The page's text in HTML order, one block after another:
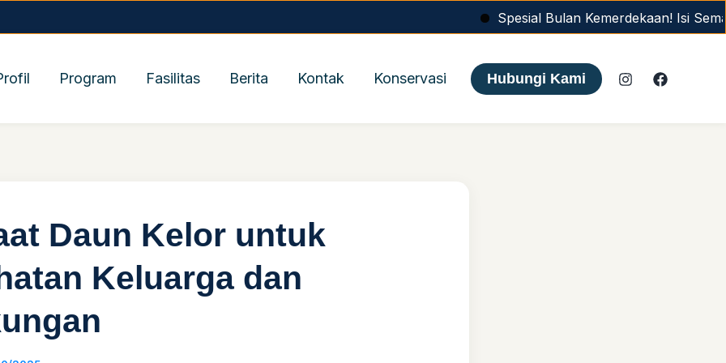
Spesial Bulan Kemerdekaan! Isi Semangat
Program Fasilitas Berita Kontak Konservasi Hubungi Kami
Daun Kelor untuk
Keluarga dan